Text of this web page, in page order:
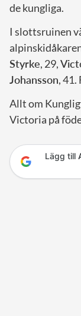
de kungliga.
I slottsruinen
Styrke, 29,
Johansson, 41.
Allt om
Victoria på
Lägg till